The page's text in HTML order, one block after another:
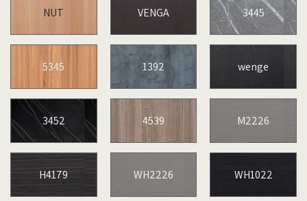
3445
VENGA
NUT
wenge
1392
5345
M2226
4539
3452
WH1022
WH2226
H4179